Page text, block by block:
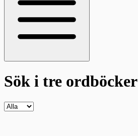
Sök i tre ordböcker